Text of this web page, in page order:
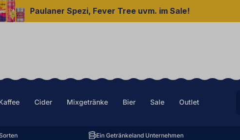
Paulaner Spezi, Fever Tree uvm. im Sale!
Cider Mixgetränke Bier Sale Outlet
Ein Getränkeland Unternehmen